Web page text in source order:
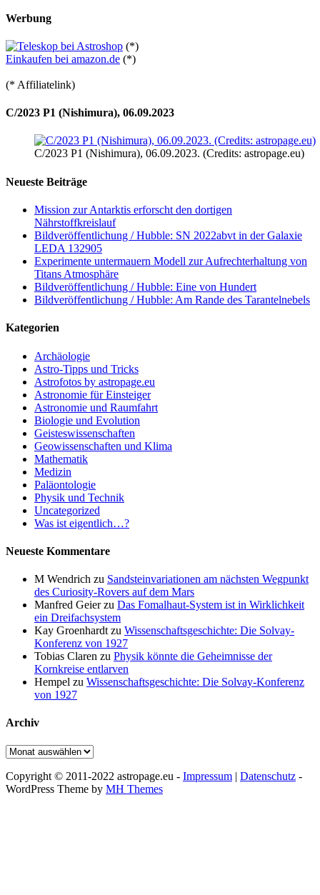
Werbung
(*)
Einkaufen bei amazon.de (*)
(* Affiliatelink)
C/2023 P1 (Nishimura), 06.09.2023
C/2023 P1 (Nishimura), 06.09.2023. (Credits: astropage.eu)
Neueste Beiträge
Mission zur Antarktis erforscht den dortigen
Nährstoffkreislauf
Bildveröffentlichung / Hubble: SN 2022abvt in der Galaxie
LEDA 132905
Experimente untermauern Modell zur Aufrechterhaltung von
Titans Atmosphäre
Bildveröffentlichung / Hubble: Eine von Hundert
Bildveröffentlichung / Hubble: Am Rande des Tarantelnebels
Kategorien
Archäologie
Astro-Tipps und Tricks
Astrofotos by astropage.eu
Astronomie für Einsteiger
Astronomie und Raumfahrt
Biologie und Evolution
Geisteswissenschaften
Geowissenschaften und Klima
Mathematik
Medizin
Paläontologie
Physik und Technik
Uncategorized
Was ist eigentlich…?
Neueste Kommentare
M Wendrich zu Sandsteinvariationen am nächsten Wegpunkt
des Curiosity-Rovers auf dem Mars
Manfred Geierzu Das Fomalhaut-System ist in Wirklichkeit
ein Dreifachsystem
Kay Groenhardt zu Wissenschaftsgeschichte: Die Solvay-
Konferenz von 1927
Tobias Claren zu Physik könnte die Geheimnisse der
Kornkreise entlarven
Hempel zu Wissenschaftsgeschichte: Die Solvay-Konferenz
von 1927
Archiv
Archiv
Copyright © 2011-2022 astropage.eu - Impressum | Datenschutz -
WordPress Theme by MH Themes